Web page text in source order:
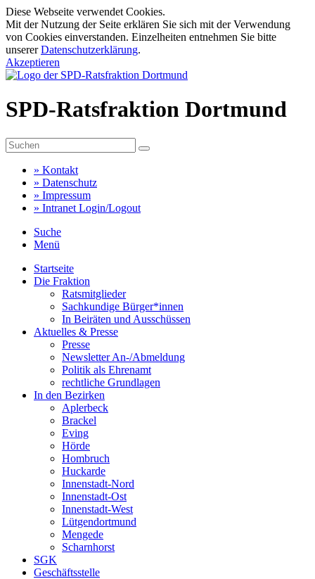
Diese Webseite verwendet Cookies.
Mit der Nutzung der Seite erklären Sie sich mit der Verwendung
von Cookies einverstanden. Einzelheiten entnehmen Sie bitte
unsererDatenschutzerklärung.
Akzeptieren
SPD-Ratsfraktion Dortmund
» Kontakt
» Datenschutz
» Impressum
» Intranet Login/Logout
Suche
Menü
Startseite
Die Fraktion
Ratsmitglieder
Sachkundige Bürger*innen
In Beiräten und Ausschüssen
Aktuelles & Presse
Presse
Newsletter An-/Abmeldung
Politik als Ehrenamt
rechtliche Grundlagen
In den Bezirken
Aplerbeck
Brackel
Eving
Hörde
Hombruch
Huckarde
Innenstadt-Nord
Innenstadt-Ost
Innenstadt-West
Lütgendortmund
Mengede
Scharnhorst
SGK
Geschäftsstelle